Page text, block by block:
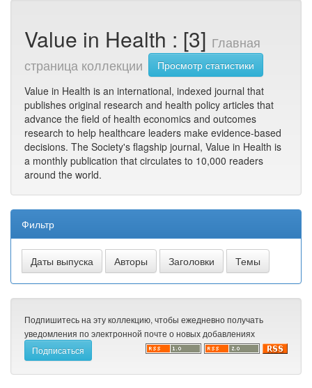
Value in Health : [3] Главная
страница коллекции
Просмотр статистики
Value in Health is an international, indexed journal that
publishes original research and health policy articles that
advance the field of health economics and outcomes
research to help healthcare leaders make evidence-based
decisions. The Society's flagship journal, Value in Health is
a monthly publication that circulates to 10,000 readers
around the world.
Фильтр
Подпишитесь на эту коллекцию, чтобы ежедневно получать
уведомления по электронной почте о новых добавлениях